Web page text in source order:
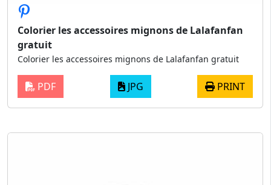
Colorier les accessoires mignons de Lalafanfan
gratuit
Colorier les accessoires mignons de Lalafanfan gratuit
PDF JPG PRINT